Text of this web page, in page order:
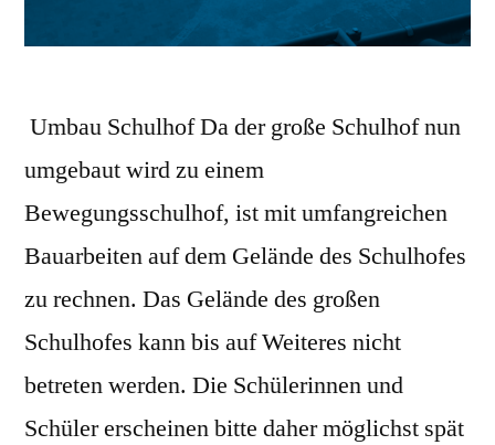
Umbau Schulhof Da der große Schulhof nun
umgebaut wird zu einem
Bewegungsschulhof, ist mit umfangreichen
Bauarbeiten auf dem Gelände des Schulhofes
zu rechnen. Das Gelände des großen
Schulhofes kann bis auf Weiteres nicht
betreten werden. Die Schülerinnen und
Schüler erscheinen bitte daher möglichst spät